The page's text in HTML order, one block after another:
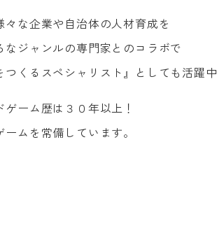
々な企業や自治体の人材育成を
なジャンルの専門家とのコラボで
くるスペシャ リスト』としても活躍中
ーム歴は３０ 年以上！
ムを常備して います。